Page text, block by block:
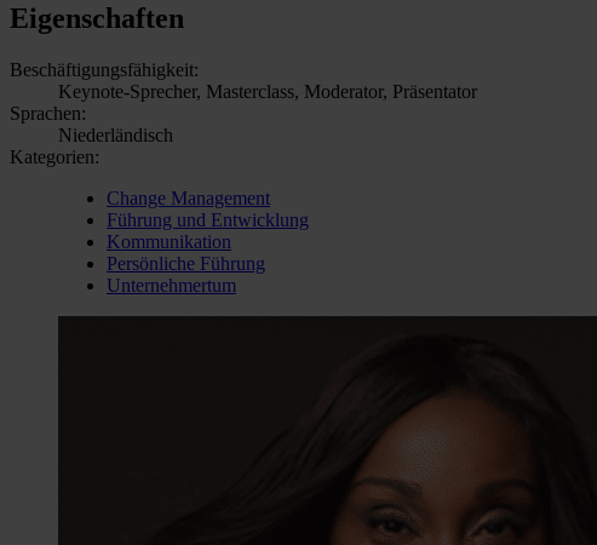
Eigenschaften
Beschäftigungsfähigkeit:
Keynote-Sprecher, Masterclass, Moderator, Präsentator
Sprachen:
Niederländisch
Kategorien:
Change Management
Führung und Entwicklung
Kommunikation
Persönliche Führung
Unternehmertum